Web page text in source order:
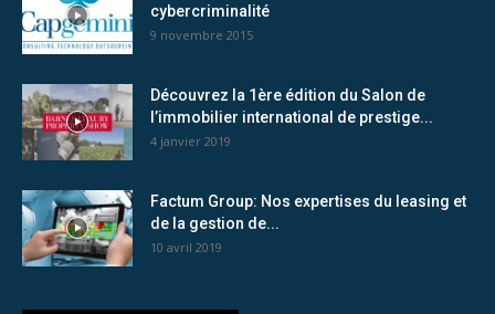
cybercriminalité
9 novembre 2015
Découvrez la 1ère édition du Salon de
l’immobilier international de prestige...
4 janvier 2019
Factum Group: Nos expertises du leasing et
de la gestion de...
10 avril 2019